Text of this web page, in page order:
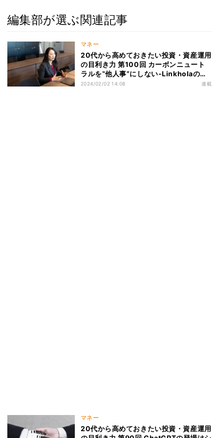
編集部が選ぶ関連記事
マネー
20代から高めておきたい投資・資産運用
の目利き力 第100回 カーボンニュート
ラルを‟他人事”にしない-Linkholaの取
り組み(前編)
2024/02/02 14:08 連載
マネー
20代から高めておきたい投資・資産運用